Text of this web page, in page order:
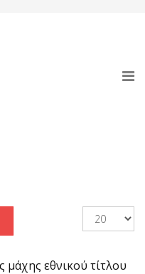
μάχης εθνικού τίτλου